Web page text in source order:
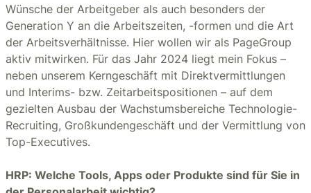
Wünsche der Arbeitgeber als auch besonders der
Generation Y an die Arbeitszeiten, -formen und die Art
der Arbeitsverhältnisse. Hier wollen wir als PageGroup
aktiv mitwirken. Für das Jahr 2024 liegt mein Fokus –
neben unserem Kerngeschäft mit Direktvermittlungen
und Interims- bzw. Zeitarbeitspositionen – auf dem
gezielten Ausbau der Wachstumsbereiche Technologie-
Recruiting, Großkundengeschäft und der Vermittlung von
Top-Executives.
HRP: Welche Tools, Apps oder Produkte sind für Sie in